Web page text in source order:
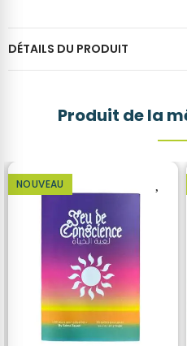
DÉTAILS DU PRODUIT
Produit de la
NOUVEAU